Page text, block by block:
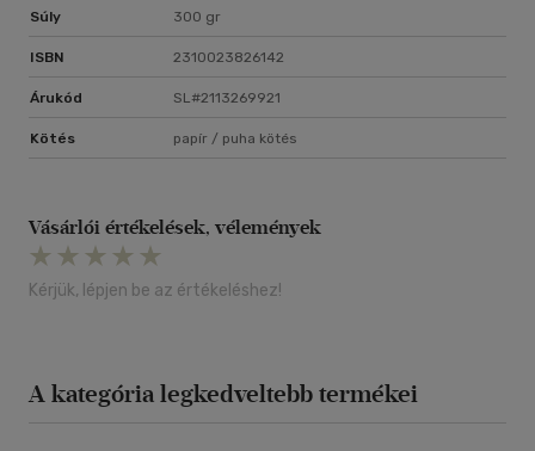
Súly 300 gr
ISBN 2310023826142
Árukód SL#2113269921
Kötés papír / puha kötés
Vásárlói értékelések, vélemények
Kérjük, lépjen be az értékeléshez!
A kategória legkedveltebb termékei